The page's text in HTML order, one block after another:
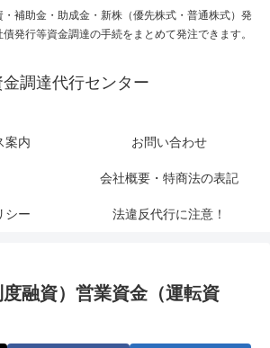
補助金・助成金・新株（優先株式・普通株式）発
発行等資金調達の手続をまとめて発注できます。
金調達代行センター
案内 お問い合わせ
会社概要・特商法の表記
シー 法違反代行に注意！
度融資）営業資金（運転資